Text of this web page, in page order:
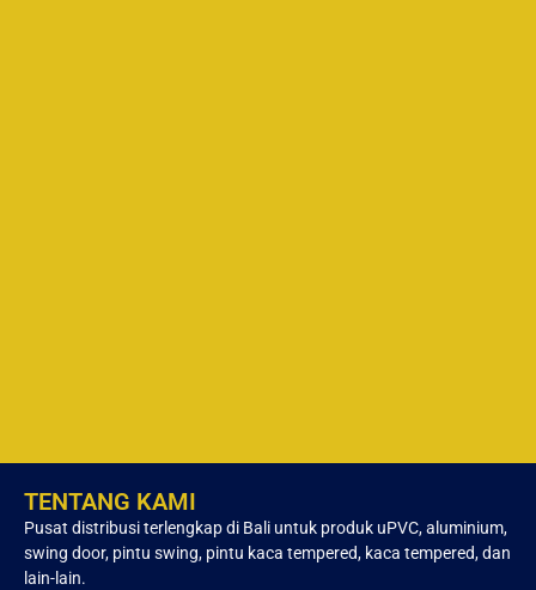
TENTANG KAMI
Pusat distribusi terlengkap di Bali untuk produk uPVC, aluminium,
swing door, pintu swing, pintu kaca tempered, kaca tempered, dan
lain-lain.